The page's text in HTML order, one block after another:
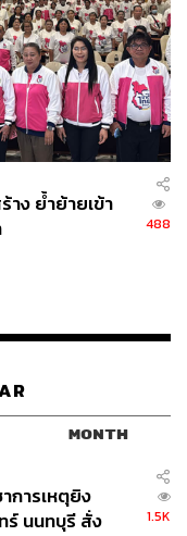
ง ย้ำย้ายเข้า
488
MONTH
การเหตุยิง
ร์ นนทบุรี สั่ง
1.5K